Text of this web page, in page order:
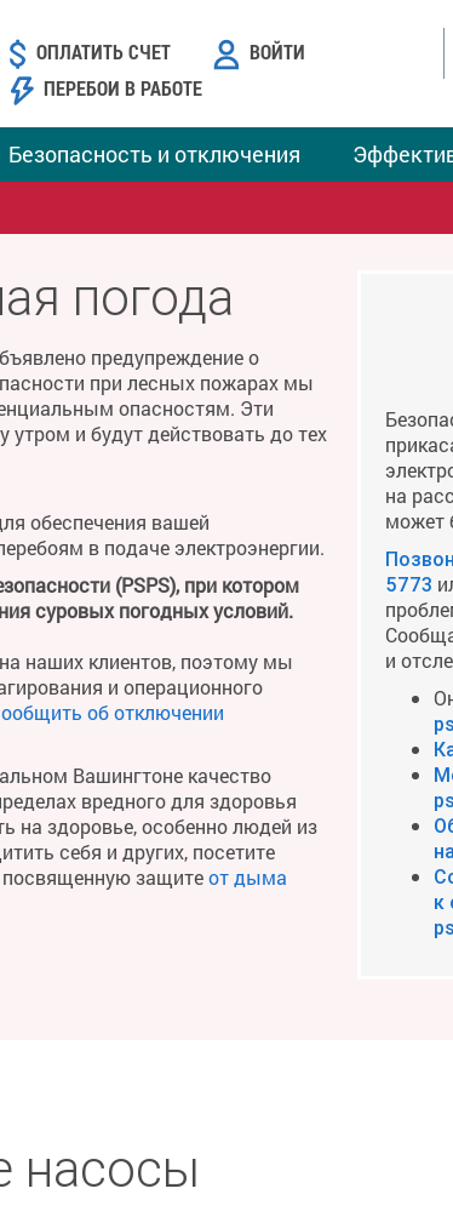
Безопасность и отключения
ОПЛАТИТЬ СЧЕТ
ВОЙТИ
ПЕРЕБОИ В РАБОТЕ
погода
предупреждение о
при лесных пожарах мы
опасностям. Эти
и будут действовать до тех
обеспечения вашей
в подаче электроэнергии.
(PSPS), при котором
суровых погодных условий.
наших клиентов, поэтому мы
и операционного
об отключении
Вашингтоне качество
вредного для здоровья
на здоровье, особенно людей из
себя и других, посетите
посвященную защитеот дыма
на
может
5773
и
к
насосы